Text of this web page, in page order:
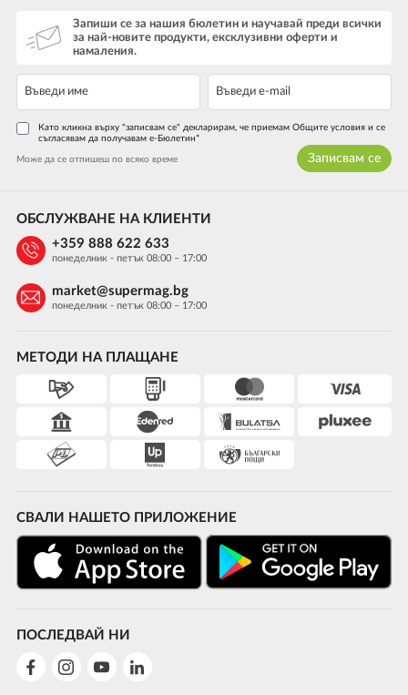
Запиши се за нашия бюлетин и научавай преди всички
за най-новите продукти, ексклузивни оферти и
намаления.
Като кликна върху "записвам се" декларирам, че приемам Общите условия и се
съгласявам да получавам е-Бюлетин*
Може да се отпишеш по всяко време Записвам се
МЕТОДИ НА ПЛАЩАНЕ
СВАЛИ НАШЕТО ПРИЛОЖЕНИЕ
ПОСЛЕДВАЙ НИ
ОБСЛУЖВАНЕ НА КЛИЕНТИ
+359 888 622 633
понеделник - петък 08:00 – 17:00
market@supermag.bg
понеделник - петък 08:00 – 17:00